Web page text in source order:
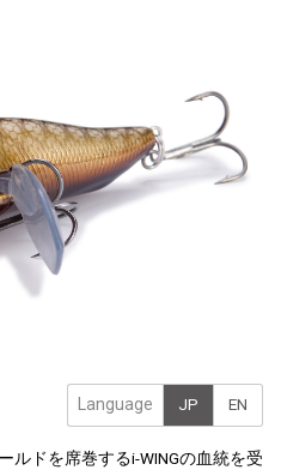
Language JP EN
ルドを席巻するi-WINGの血統を受